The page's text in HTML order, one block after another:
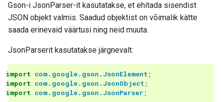
Gson-i JsonParser-it kasutatakse, et ehitada sisendist
JSON objekt valmis. Saadud objektist on võimalik kätte
saada erinevaid väärtusi ning neid muuta.
JsonParserit kasutatakse järgnevalt:
import com.google.gson.JsonElement ;
import com.google.gson.JsonObject ;
import com.google.gson.JsonParser ;